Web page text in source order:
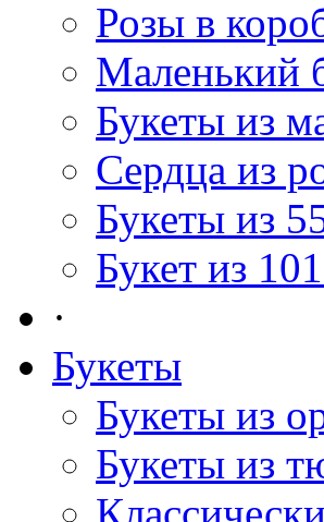
Розы в
Маленький
Букеты из
Сердца из
Букеты из
Букет из
·
Букеты
Букеты из
Букеты из